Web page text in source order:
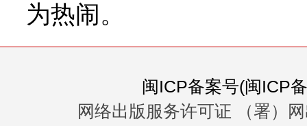
为热闹。
闽ICP备案号(闽ICP
网络出版服务许可证 （署）